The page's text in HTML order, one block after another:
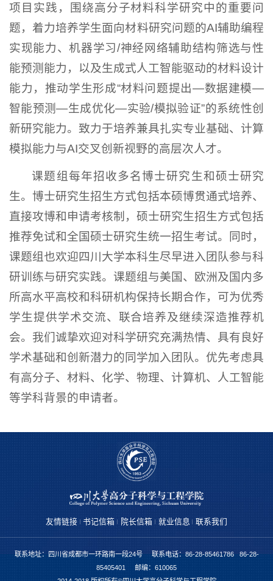
项目实践，围绕高分子材料科学研究中的重要问
题，着力培养学生面向材料研究问题的AI辅助编程
实现能力、机器学习/神经网络辅助结构筛选与性
能预测能力，以及生成式人工智能驱动的材料设计
能力，推动学生形成“材料问题提出—数据建模—
智能预测—生成优化—实验/模拟验证”的系统性创
新研究能力。致力于培养兼具扎实专业基础、计算
模拟能力与AI交叉创新视野的高层次人才。
课题组每年招收多名博士研究生和硕士研究
生。博士研究生招生方式包括本硕博贯通式培养、
直接攻博和申请考核制，硕士研究生招生方式包括
推荐免试和全国硕士研究生统一招生考试。同时，
课题组也欢迎四川大学本科生尽早进入团队参与科
研训练与研究实践。课题组与美国、欧洲及国内多
所高水平高校和科研机构保持长期合作，可为优秀
学生提供学术交流、联合培养及继续深造推荐机
会。我们诚挚欢迎对科学研究充满热情、具有良好
学术基础和创新潜力的同学加入团队。优先考虑具
有高分子、材料、化学、物理、计算机、人工智能
等学科背景的申请者。
友情链接 书记信箱 院长信箱 就业信息 联系我们
联系地址：四川省成都市一环路南一段24号 联系电话：86-28-85461786 86-28-
85405401 邮编：610065